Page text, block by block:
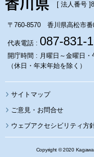
[ 法人番号 ]
〒760-8570 香川県高松市番
代表電話 : 087-831-
開庁時間 : 月曜日～金曜日
（休日・年末年始を除く）
サイトマップ
ウェブアクセシビリティ方
Copyright © 2020 Kagawa